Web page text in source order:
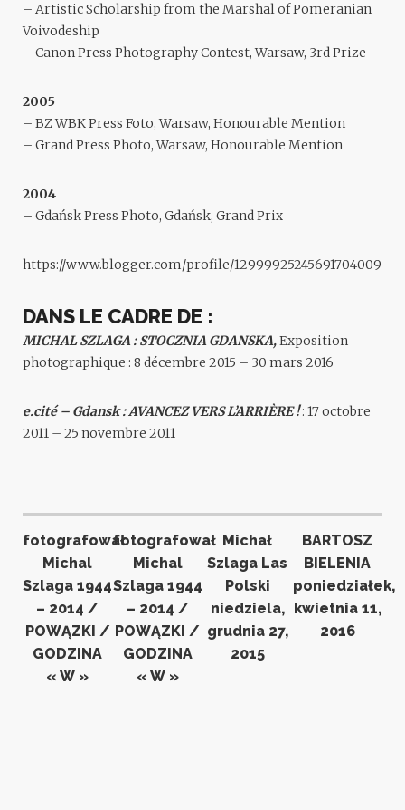
– Artistic Scholarship from the Marshal of Pomeranian
Voivodeship
– Canon Press Photography Contest, Warsaw, 3rd Prize
2005
– BZ WBK Press Foto, Warsaw, Honourable Mention
– Grand Press Photo, Warsaw, Honourable Mention
2004
– Gdańsk Press Photo, Gdańsk, Grand Prix
https://www.blogger.com/profile/12999925245691704009
DANS LE CADRE DE :
MICHAL SZLAGA : STOCZNIA GDANSKA,Exposition
photographique : 8 décembre 2015 – 30 mars 2016
e.cité – Gdansk : AVANCEZ VERS L’ARRIÈRE !: 17 octobre
2011 – 25 novembre 2011
fotografował
Michal
Szlaga 1944
– 2014 /
POWĄZKI /
GODZINA
« W »
fotografował
Michal
Szlaga 1944
– 2014 /
POWĄZKI /
GODZINA
« W »
Michał
Szlaga Las
Polski
niedziela,
grudnia 27,
2015
BARTOSZ
BIELENIA
poniedziałek,
kwietnia 11,
2016